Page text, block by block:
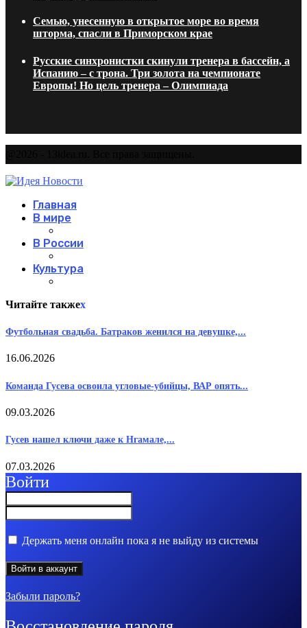
Семью, унесенную в открытое море во время
шторма, спасли в Приморском крае
Русские синхронистки скинули тренера в бассейн, а
Испанию – с трона. Три золота на чемпионате
Европы! Но цель тренера – Олимпиада
Главная
В мире
В России
Культура
Читайте такжеx
Футбольная свадьба. Батраков женился на девушке,...
16.06.2026
Команда Гусева освоила угловые-убийцы, ВАР опять...
09.03.2026
Гусев нашел ключи даже к Нгамале,...
07.03.2026
Войти
Держать меня онлайн пока я не выйду из системы
Забыли пароль?